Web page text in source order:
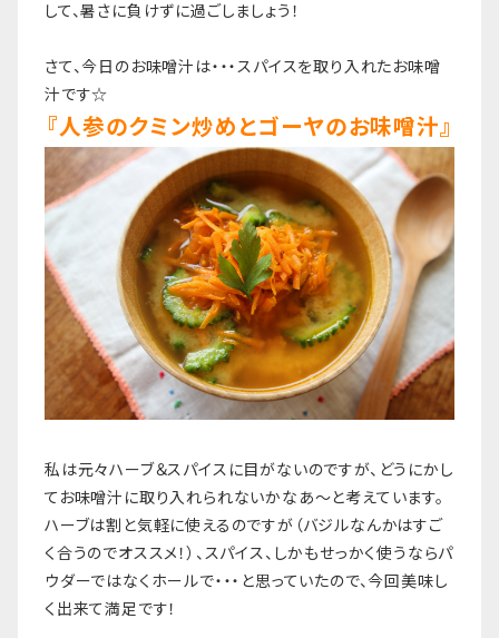
して、暑さに負けずに過ごしましょう！
さて、今日のお味噌汁は・・・スパイスを取り入れたお味噌
汁です☆
『人参のクミン炒めとゴーヤのお味噌汁』
私は元々ハーブ＆スパイスに目がないのですが、どうにかし
てお味噌汁に取り入れられないかなあ〜と考えています。
ハーブは割と気軽に使えるのですが（バジルなんかはすご
く合うのでオススメ！）、スパイス、しかもせっかく使うならパ
ウダーではなくホールで・・・と思っていたので、今回美味し
く出来て満足です！